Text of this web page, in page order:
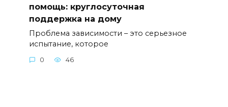
помощь: круглосуточная
поддержка на дому
Проблема зависимости – это серьезное
испытание, которое
0 46